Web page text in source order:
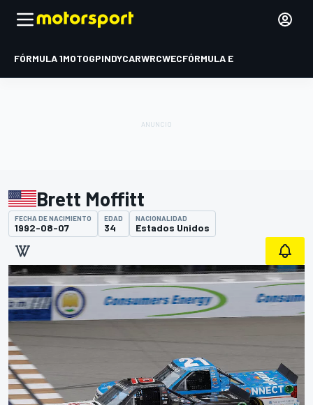
FÓRMULA 1MOTOGPINDYCARWRCWECFÓRMULA E
Brett Moffitt
FECHA DE NACIMIENTO
1992-08-07
EDAD
34
NACIONALIDAD
Estados Unidos